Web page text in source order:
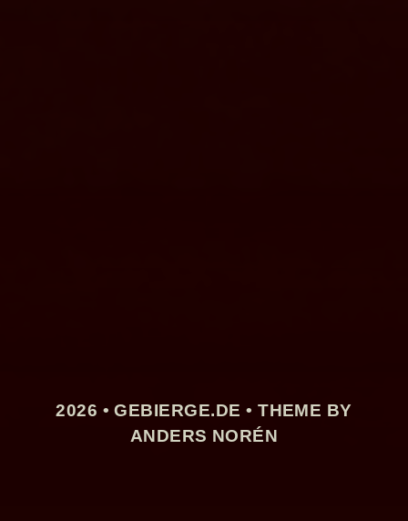
2026 •GEBIERGE.DE • THEME BY
ANDERS NORÉN